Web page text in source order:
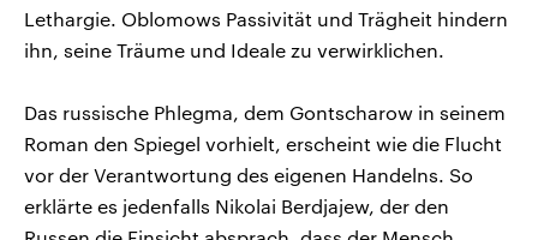
Lethargie. Oblomows Passivität und Trägheit hindern
ihn, seine Träume und Ideale zu verwirklichen.
Das russische Phlegma, dem Gontscharow in seinem
Roman den Spiegel vorhielt, erscheint wie die Flucht
vor der Verantwortung des eigenen Handelns. So
erklärte es jedenfalls Nikolai Berdjajew, der den